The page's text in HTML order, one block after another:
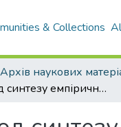
& Collections
Метод синтезу емпіричних моделей на засадах генетичних алгоритмів